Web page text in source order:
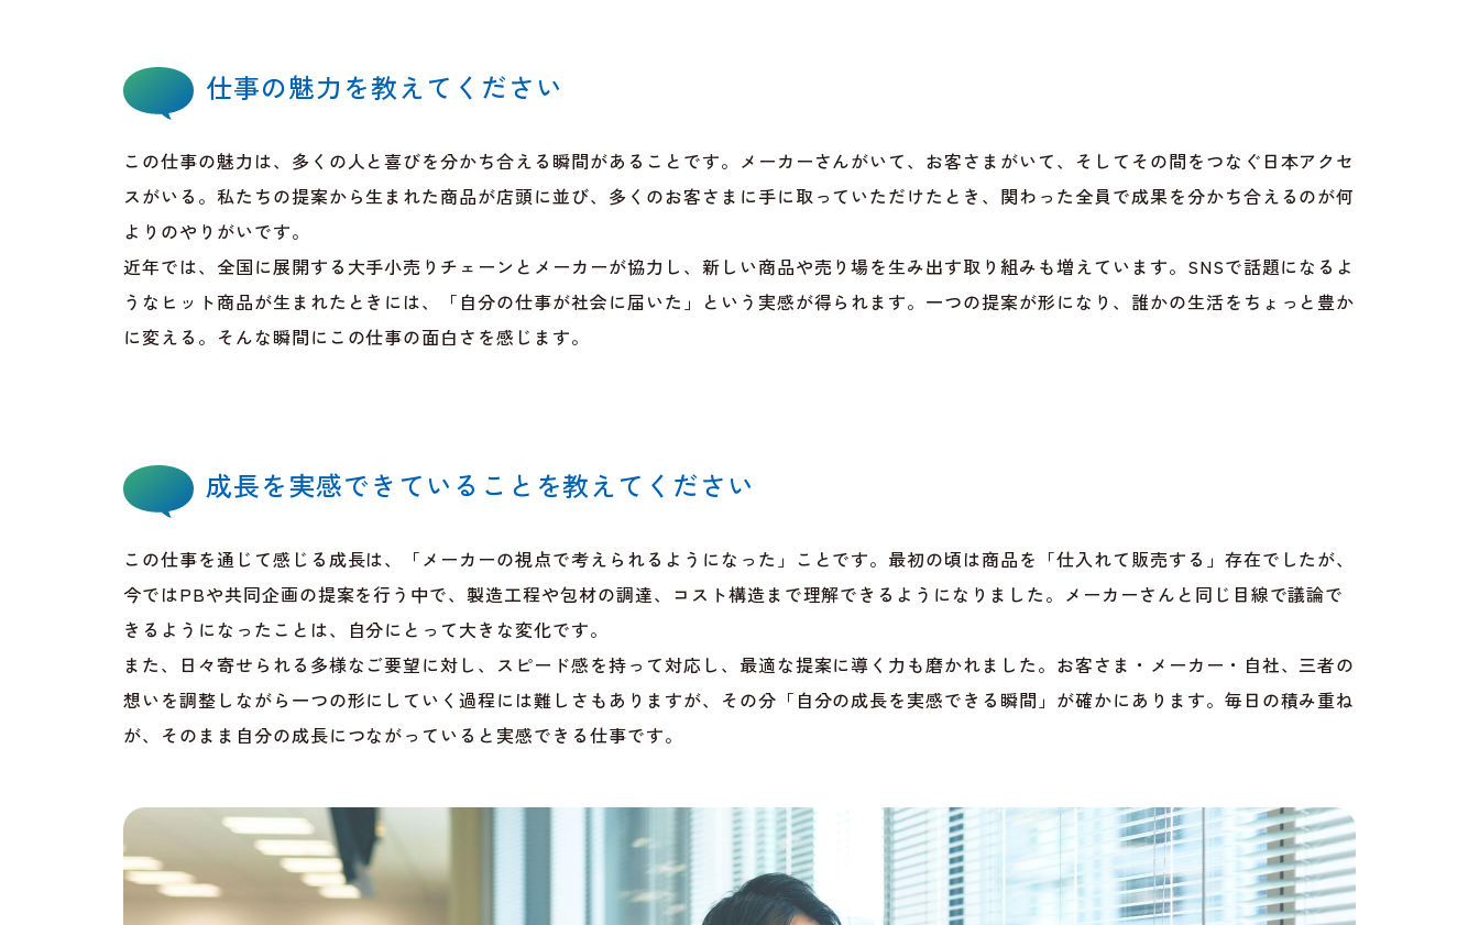
仕事の魅力を教えてください
この仕事の魅力は、多くの人と喜びを分かち合える瞬間があることです。メーカーさんがいて、お客さまがいて、そしてその間をつなぐ日本アクセ
スがいる。私たちの提案から生まれた商品が店頭に並び、多くのお客さまに手に取っていただけたとき、関わった全員で成果を分かち合えるのが何
よりのやりがいです。
近年では、全国に展開する大手小売りチェーンとメーカーが協力し、新しい商品や売り場を生み出す取り組みも増えています。SNSで話題になるよ
うなヒット商品が生まれたときには、「自分の仕事が社会に届いた」という実感が得られます。一つの提案が形になり、誰かの生活をちょっと豊か
に変える。そんな瞬間にこの仕事の面白さを感じます。
成長を実感できていることを教えてください
この仕事を通じて感じる成長は、「メーカーの視点で考えられるようになった」ことです。最初の頃は商品を「仕入れて販売する」存在でしたが、
今ではPBや共同企画の提案を行う中で、製造工程や包材の調達、コスト構造まで理解できるようになりました。メーカーさんと同じ目線で議論で
きるようになったことは、自分にとって大きな変化です。
また、日々寄せられる多様なご要望に対し、スピード感を持って対応し、最適な提案に導く力も磨かれました。お客さま・メーカー・自社、三者の
想いを調整しながら一つの形にしていく過程には難しさもありますが、その分「自分の成長を実感できる瞬間」が確かにあります。毎日の積み重ね
が、そのまま自分の成長につながっていると実感できる仕事です。